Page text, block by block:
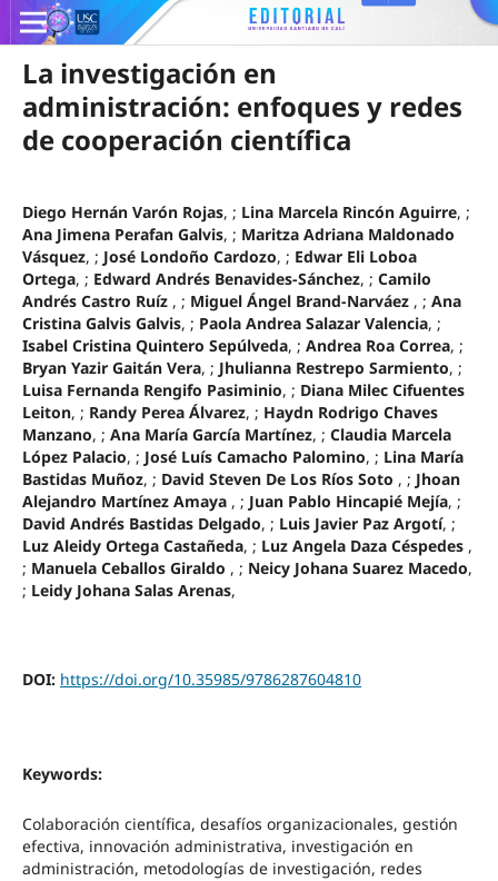
La investigación en
administración: enfoques y redes
de cooperación científica
Diego Hernán Varón Rojas, ; Lina Marcela Rincón Aguirre, ;
Ana Jimena Perafan Galvis, ; Maritza Adriana Maldonado
Vásquez, ; José Londoño Cardozo, ; Edwar Eli Loboa
Ortega, ; Edward Andrés Benavides-Sánchez, ; Camilo
Andrés Castro Ruíz , ; Miguel Ángel Brand-Narváez , ; Ana
Cristina Galvis Galvis, ; Paola Andrea Salazar Valencia, ;
Isabel Cristina Quintero Sepúlveda, ; Andrea Roa Correa, ;
Bryan Yazir Gaitán Vera, ; Jhulianna Restrepo Sarmiento, ;
Luisa Fernanda Rengifo Pasiminio, ; Diana Milec Cifuentes
Leiton, ; Randy Perea Álvarez, ; Haydn Rodrigo Chaves
Manzano, ; Ana María García Martínez, ; Claudia Marcela
López Palacio, ; José Luís Camacho Palomino, ; Lina María
Bastidas Muñoz, ; David Steven De Los Ríos Soto , ; Jhoan
Alejandro Martínez Amaya , ; Juan Pablo Hincapié Mejía, ;
David Andrés Bastidas Delgado, ; Luis Javier Paz Argotí, ;
Luz Aleidy Ortega Castañeda, ; Luz Angela Daza Céspedes ,
; Manuela Ceballos Giraldo , ; Neicy Johana Suarez Macedo,
; Leidy Johana Salas Arenas,
DOI: https://doi.org/10.35985/9786287604810
Keywords:
Colaboración científica, desafíos organizacionales, gestión
efectiva, innovación administrativa, investigación en
administración, metodologías de investigación, redes